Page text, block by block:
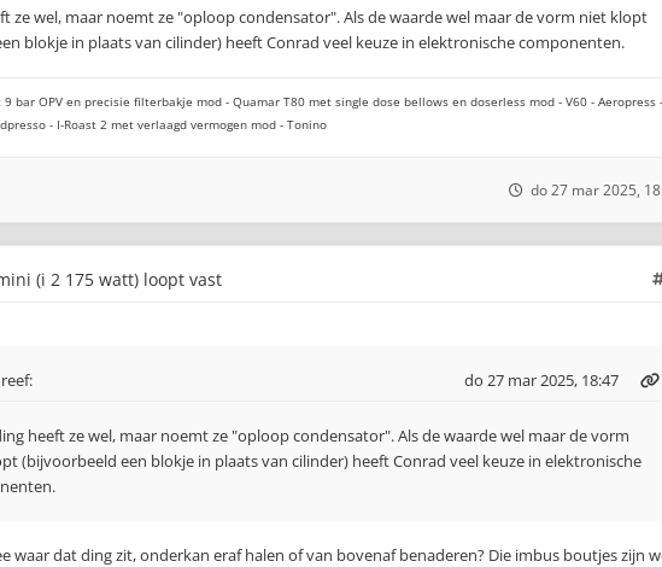
ze wel, maar noemt ze "oploop condensator". Als de waarde wel maar de vorm niet klopt
blokje in plaats van cilinder) heeft Conrad veel keuze in elektronische componenten.
bar OPV en precisie filterbakje mod - Quamar T80 met single dose bellows en doserless mod - V60 - Aeropress -
- I-Roast 2 met verlaagd vermogen mod - Tonino
do 27 mar 2025,
(i 2 175 watt) loopt vast
do 27 mar 2025, 18:47
heeft ze wel, maar noemt ze "oploop condensator". Als de waarde wel maar de vorm
(bijvoorbeeld een blokje in plaats van cilinder) heeft Conrad veel keuze in elektronische
waar dat ding zit, onderkan eraf halen of van bovenaf benaderen? Die imbus boutjes zijn